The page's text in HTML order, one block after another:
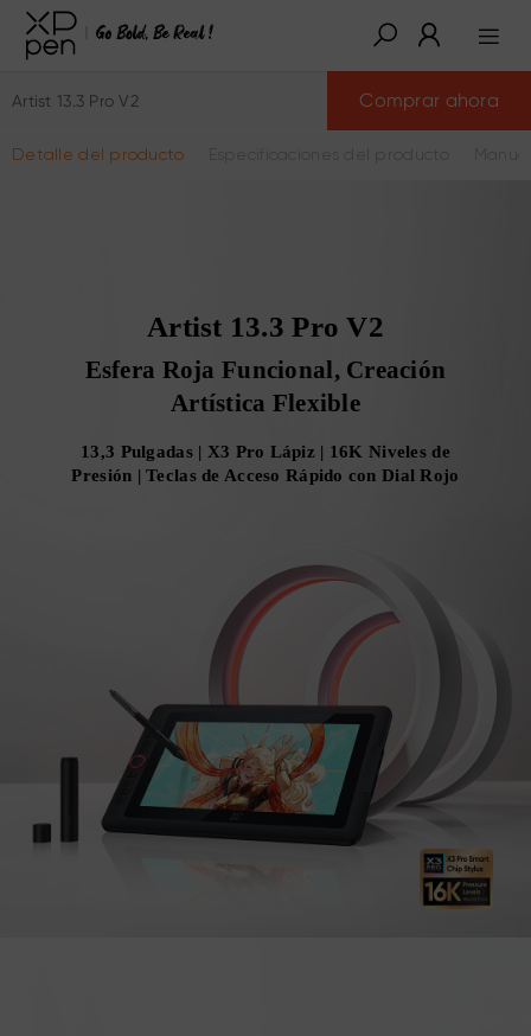
Artist 13.3 Pro V2
Detalle del producto
Comprar ahora
Artist 13.3 Pro V2
Esfera Roja Funcional, Creación
Artística Flexible
13,3 Pulgadas | X3 Pro Lápiz | 16K Niveles de
Presión | Teclas de Acceso Rápido con Dial Rojo